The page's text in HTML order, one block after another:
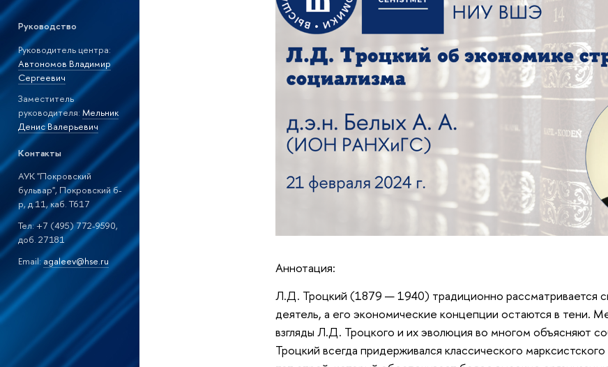
Руководство
Руководитель центра:
Автономов Владимир
Сергеевич
Заместитель
руководителя: Мельник
Денис Валерьевич
Контакты
АУК "Покровский
бульвар", Покровский б-
р, д.11, каб. T617
Тел: +7 (495) 772-9590,
доб. 27181
Email:agaleev@hse.ru
Аннотация:
Л.Д. Троцкий (1879 — 1940) традиционно рассматривается
деятель, а его экономические концепции остаются в тени.
взгляды Л.Д. Троцкого и их эволюция во многом объясняют
Троцкий всегда придерживался классического